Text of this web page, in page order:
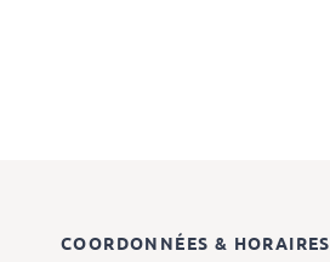
COORDONNÉES & HORAIRES